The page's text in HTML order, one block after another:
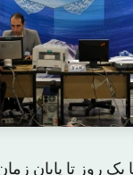
یک روز تا پایان